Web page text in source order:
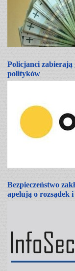
Policjanci zabierają
polityków
Bezpieczeństwo
apelują o rozsądek